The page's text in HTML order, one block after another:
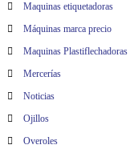
Maquinas etiquetadoras
Máquinas marca precio
Maquinas Plastiflechadoras
Mercerías
Noticias
Ojillos
Overoles